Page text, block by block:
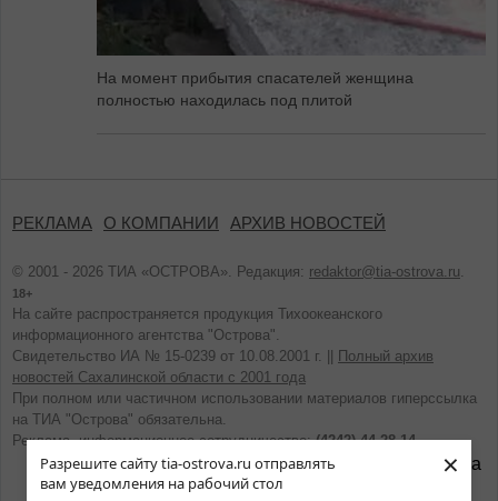
Разрешите сайту tia-ostrova.ru отправлять
вам уведомления на рабочий стол
×
На момент прибытия спасателей женщина
полностью находилась под плитой
РЕКЛАМА О КОМПАНИИ АРХИВ НОВОСТЕЙ
© 2001 - 2026 ТИА «ОСТРОВА». Редакция: redaktor@tia-ostrova.ru.
18+
На сайте распространяется продукция Тихоокеанского
информационного агентства "Острова".
Свидетельство ИА № 15-0239 от 10.08.2001 г. ||
Полный архив
новостей Сахалинской области с 2001 года
При полном или частичном использовании материалов гиперссылка
на ТИА "Острова" обязательна.
Реклама, информационное сотрудничество:(4242) 44-28-14.